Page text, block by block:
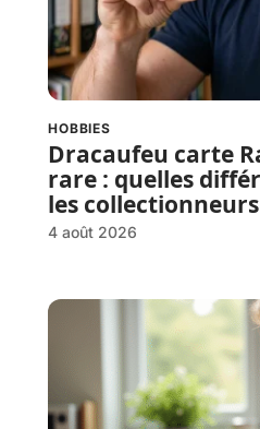
HOBBIES
Dracaufeu carte
rare : quelles
les collectionneurs
4 août 2026